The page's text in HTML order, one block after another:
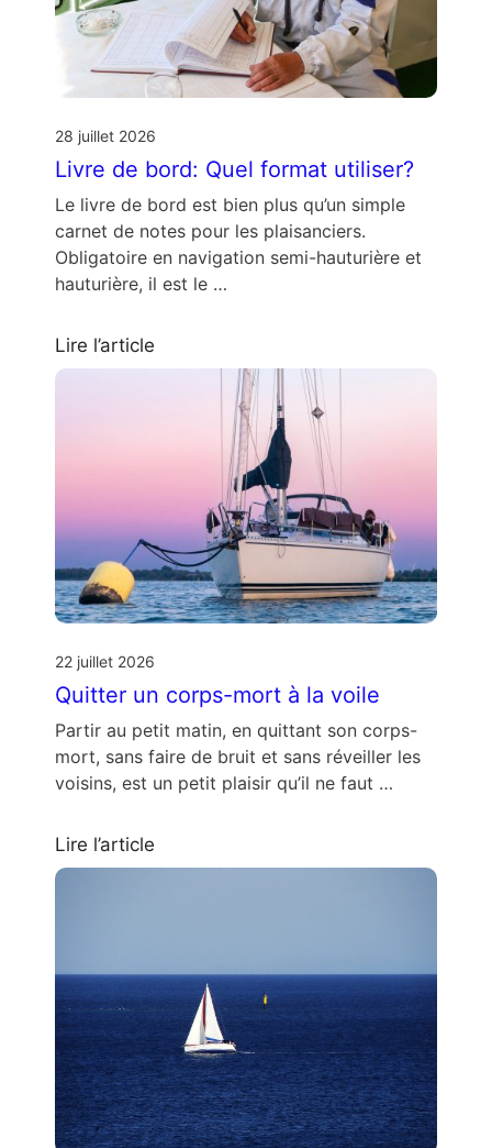
28 juillet 2026
Livre de bord: Quel format utiliser?
Le livre de bord est bien plus qu’un simple
carnet de notes pour les plaisanciers.
Obligatoire en navigation semi-hauturière et
hauturière, il est le …
Lire l’article
22 juillet 2026
Quitter un corps-mort à la voile
Partir au petit matin, en quittant son corps-
mort, sans faire de bruit et sans réveiller les
voisins, est un petit plaisir qu’il ne faut …
Lire l’article